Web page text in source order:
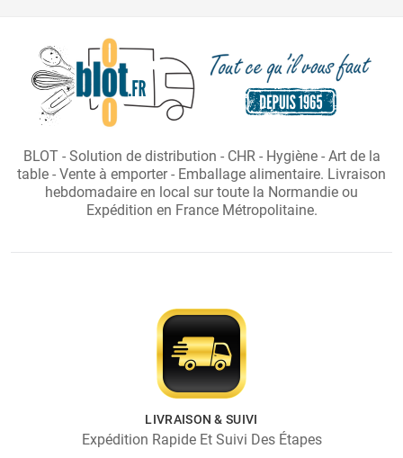
BLOT - Solution de distribution - CHR - Hygiène - Art de la
table - Vente à emporter - Emballage alimentaire. Livraison
hebdomadaire en local sur toute la Normandie ou
Expédition en France Métropolitaine.
LIVRAISON & SUIVI
Expédition Rapide Et Suivi Des Étapes